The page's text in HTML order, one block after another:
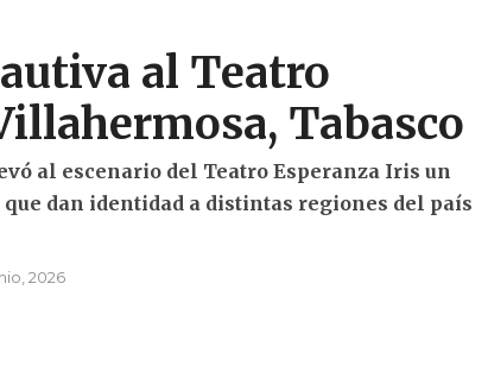
al Teatro
Tabasco
al escenario del Teatro Esperanza Iris un
dan identidad a distintas regiones del país
2026